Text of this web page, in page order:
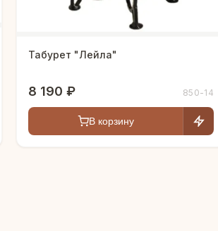
Табурет "Лейла"
8 190 ₽ 850-14
В корзину